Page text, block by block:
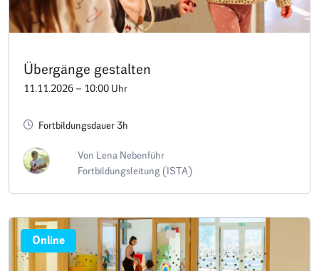
Übergänge gestalten
11.11.2026 – 10:00 Uhr
Fortbildungsdauer 3h
Von Lena Nebenführ
Fortbildungsleitung (ISTA)
Online